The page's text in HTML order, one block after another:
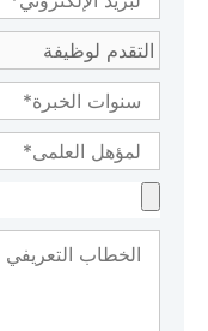
الأخرى أو الإقليم
المنصوص عليها في